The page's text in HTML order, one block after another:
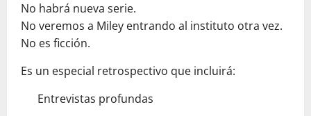
No habrá nueva serie.
No veremos a Miley entrando al instituto otra vez.
No es ficción.
Es un especial retrospectivo que incluirá:
Entrevistas profundas